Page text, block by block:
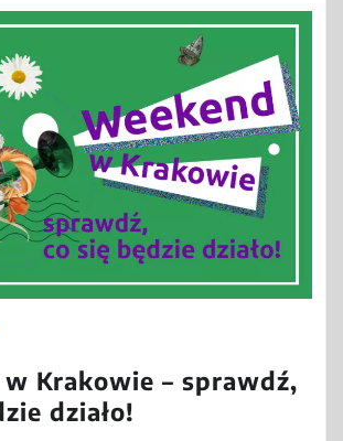
Krakowie – sprawdź,
działo!